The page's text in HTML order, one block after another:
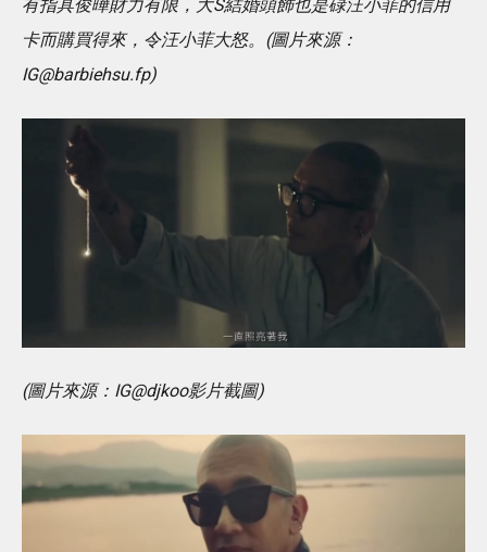
有指具俊曄財力有限，大S結婚頭飾也是碌汪小菲的信用
卡而購買得來，令汪小菲大怒。(圖片來源：
IG@barbiehsu.fp)
(圖片來源：IG@djkoo影片截圖)